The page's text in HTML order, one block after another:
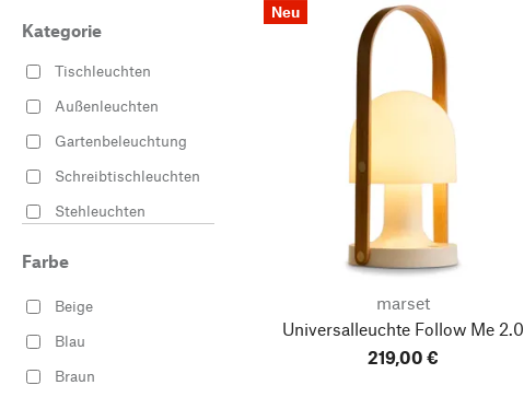
Kategorie
Tischleuchten
Außenleuchten
Gartenbeleuchtung
Schreibtischleuchten
Stehleuchten
Deckenleuchten
Farbe
Beige
Blau
Braun
Neu
marset
Universalleuchte Follow Me 2.0
219,00 €